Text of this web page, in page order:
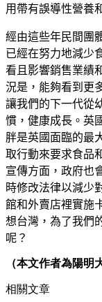
用帶有誤導性營養
經由這些年民間團
已經在努力地減少
看且影響銷售業績
況是，能夠看到更
讓我們的下一代從
慣，健康成長。英
胖是英國面臨的最
取行動來要求食品
宣傳方面，政府也
時修改法律以減少
館和外賣店裡實施
想台灣，為了我們
呢？
（本文作者為陽明
相關文章